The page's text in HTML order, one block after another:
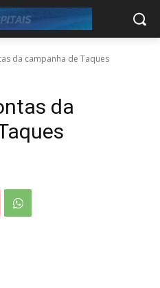
da campanha de Taques
da